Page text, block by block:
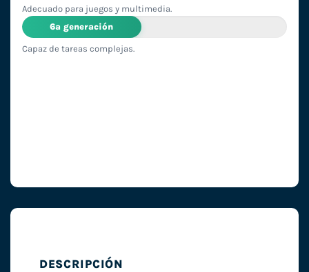
Adecuado para juegos y multimedia.
6ª generación
Capaz de tareas complejas.
DESCRIPCIÓN